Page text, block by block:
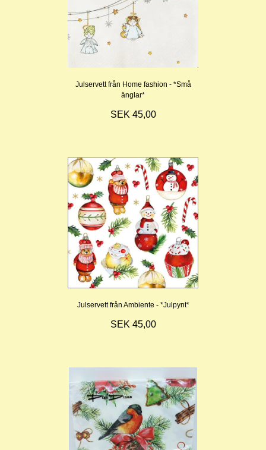
Julservett från Home fashion - *Små
änglar*
SEK 45,00
Julservett från Ambiente - *Julpynt*
SEK 45,00